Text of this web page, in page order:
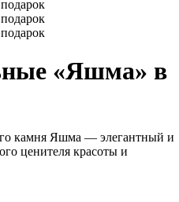
«Яшма» в
камня Яшма — элегантный и
ценителя красоты и